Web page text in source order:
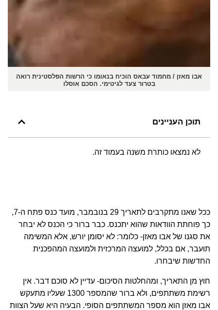
אבו מאזן / מחמוד עבאס הוכיח בנאומו כי הרשות הפלסטינית רואה
בטרור צעד לגיטימי. הסכם אוסלו
תוכן העניינים
לא נמצאו כותרת משנה בעמוד זה.
ככל שאנו מתקרבים לתאריך 29 בנובמבר, מועד כנס פתח ה-7,
כך פוחתת הוודאות שהוא יתכנס. כבר ברור כי הכנס לא יבחר
את סגנו של אבו מאזן- כלומר: לא יסומן יורש, אלא המשימה
תועבר, אם בכלל, למועצה המרכזית ולמועצה המהפכנית
החדשות שיבחרו.
חוץ מן התאריך, ומהחלטות הסיכום- עדיין לא סוכם דבר. אין
רשימת משתתפים, ולא ברור שהמספר 1300 שעליו מתעקש
אבו מאזן הוא מספר המשתתפים הסופי. הבעיה היא שעל הצוות